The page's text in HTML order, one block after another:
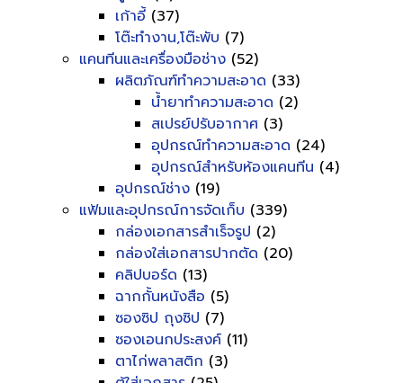
เก้าอี้ (37)
โต๊ะทำงาน,โต๊ะพับ (7)
แคนทีนและเครื่องมือช่าง (52)
ผลิตภัณฑ์ทำความสะอาด (33)
น้ำยาทำความสะอาด (2)
สเปรย์ปรับอากาศ (3)
อุปกรณ์ทำความสะอาด (24)
อุปกรณ์สำหรับห้องแคนทีน (4)
อุปกรณ์ช่าง (19)
แฟ้มและอุปกรณ์การจัดเก็บ (339)
กล่องเอกสารสำเร็จรูป (2)
กล่องใส่เอกสารปากตัด (20)
คลิปบอร์ด (13)
ฉากกั้นหนังสือ (5)
ซองซิป ถุงซิป (7)
ซองเอนกประสงค์ (11)
ตาไก่พลาสติก (3)